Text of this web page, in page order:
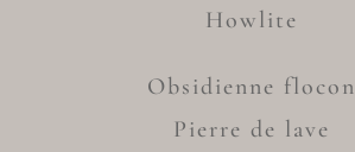
Howlite
Obsidienne flocon
Pierre de lave